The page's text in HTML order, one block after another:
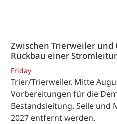
Zwischen Trierweiler
Rückbau einer
Friday
Trier/Trierweiler. Mitte
Vorbereitungen für die
Bestandsleitung. Seile und
2027 entfernt werden.